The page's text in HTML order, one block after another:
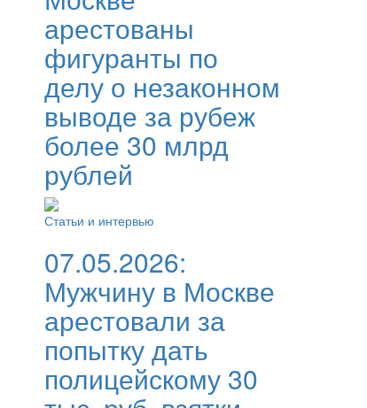
арестованы
фигуранты по
делу о незаконном
выводе за рубеж
более 30 млрд
рублей
Статьи и интервью
07.05.2026:
Мужчину в Москве
арестовали за
попытку дать
полицейскому 30